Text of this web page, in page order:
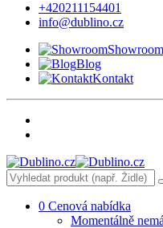
+420211154401
info@dublino.cz
Showroom
Blog
Kontakt
0 Cenová nabídka
Momentálně